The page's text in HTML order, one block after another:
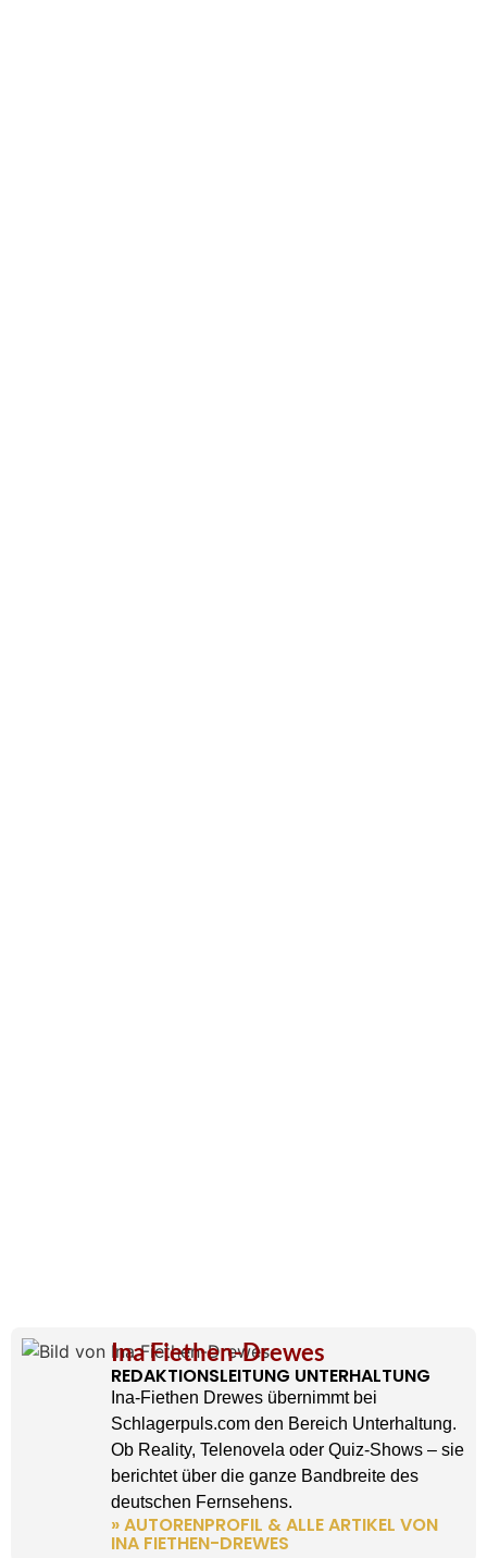
Ina Fiethen-Drewes
REDAKTIONSLEITUNG UNTERHALTUNG
Ina-Fiethen Drewes übernimmt bei
Schlagerpuls.com den Bereich Unterhaltung.
Ob Reality, Telenovela oder Quiz-Shows – sie
berichtet über die ganze Bandbreite des
deutschen Fernsehens.
» AUTORENPROFIL & ALLE ARTIKEL VON
INA FIETHEN-DREWES